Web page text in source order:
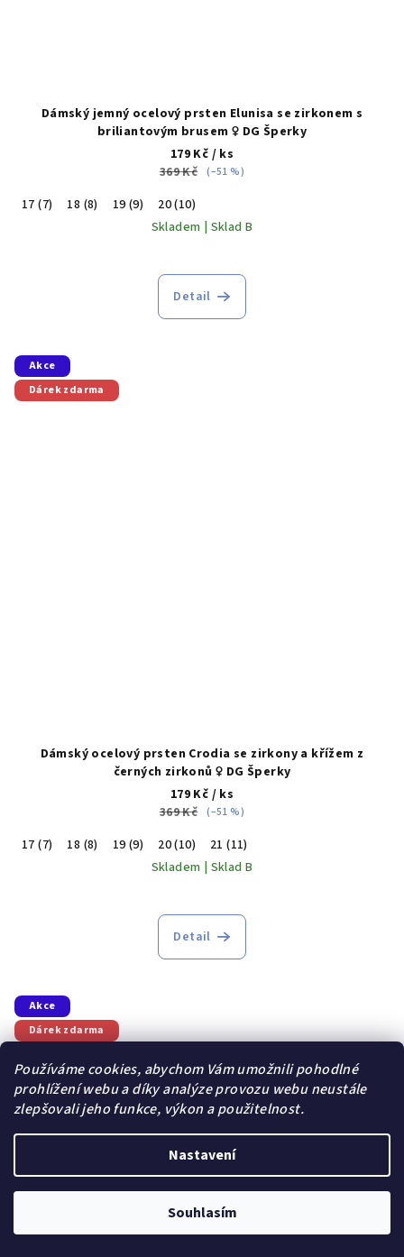
Používáme cookies, abychom Vám umožnili pohodlné
prohlížení webu a díky analýze provozu webu neustále
zlepšovali jeho funkce, výkon a použitelnost.
Nastavení
Souhlasím
Dámský jemný ocelový prsten Elunisa se zirkonem s
briliantovým brusem ♀️ DG Šperky
179 Kč / ks
369 Kč (–51 %)
17 (7) 18 (8) 19 (9)
20 (10)
Skladem | Sklad B
Detail
Akce
Dárek zdarma
Dámský ocelový prsten Crodia se zirkony a křížem z
černých zirkonů ♀️ DG Šperky
179 Kč / ks
369 Kč (–51 %)
17 (7) 18 (8) 19 (9) 20 (10)
21 (11)
Skladem | Sklad B
Detail
Akce
Dárek zdarma